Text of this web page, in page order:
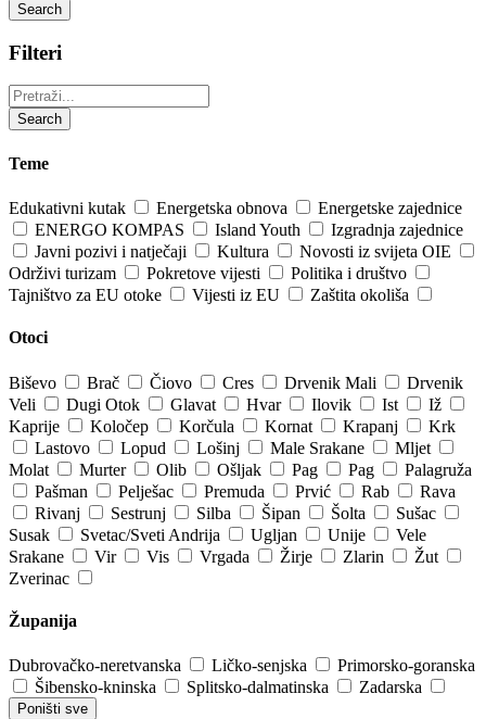
Search
Filteri
Pretraži:
Search
Teme
Edukativni kutak Energetska obnova
Energetske zajednice
ENERGO KOMPAS
Island Youth
Izgradnja zajednice
Javni pozivi i natječaji
Kultura
Novosti iz svijeta OIE
Održivi turizam
Pokretove vijesti
Politika i društvo
Tajništvo za EU otoke
Vijesti iz EU Zaštita okoliša
Otoci
Biševo Brač Čiovo Cres Drvenik Mali
Drvenik
Veli
Dugi Otok Glavat Hvar Ilovik Ist
Iž
Kaprije
Koločep Korčula Kornat Krapanj
Krk
Lastovo
Lopud Lošinj Male Srakane
Mljet
Molat
Murter Olib Ošljak Pag Pag
Palagruža
Pašman
Pelješac Premuda Prvić Rab
Rava
Rivanj
Sestrunj Silba Šipan Šolta
Sušac
Susak
Svetac/Sveti Andrija Ugljan Unije
Vele
Srakane
Vir Vis Vrgada Žirje Zlarin
Žut
Zverinac
Županija
Dubrovačko-neretvanska Ličko-senjska
Primorsko-goranska
Šibensko-kninska
Splitsko-dalmatinska Zadarska
Poništi sve